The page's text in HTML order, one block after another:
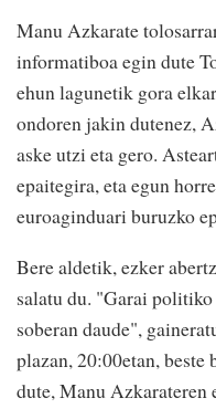
Manu Azkarate
informatiboa egin dute
ehun lagunetik gora
ondoren jakin dutenez,
aske utzi eta gero.
epaitegira, eta egun
euroaginduari buruzko
Bere aldetik, ezker
salatu du. "Garai
soberan daude",
plazan, 20:00etan,
dute, Manu Azkarateren